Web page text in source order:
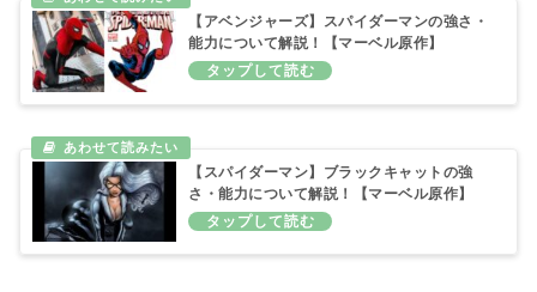
【アベンジャーズ】スパイダーマンの強さ・
能力について解説！【マーベル原作】
【スパイダーマン】ブラックキャットの強
さ・能力について解説！【マーベル原作】